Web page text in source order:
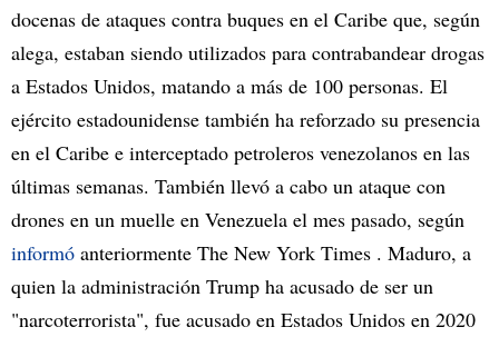
docenas de ataques contra buques en el Caribe que, según
alega, estaban siendo utilizados para contrabandear drogas
a Estados Unidos, matando a más de 100 personas. El
ejército estadounidense también ha reforzado su presencia
en el Caribe e interceptado petroleros venezolanos en las
últimas semanas. También llevó a cabo un ataque con
drones en un muelle en Venezuela el mes pasado, según
informó anteriormente The New York Times . Maduro, a
quien la administración Trump ha acusado de ser un
"narcoterrorista", fue acusado en Estados Unidos en 2020